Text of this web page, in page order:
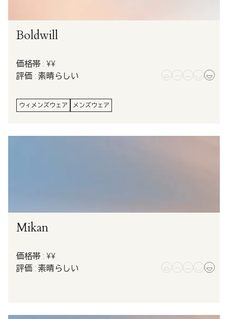
Boldwill
価格帯 : ¥¥
評価 : 素晴らしい
ウィメンズウェア メンズウェア
Mikan
価格帯 : ¥¥
評価 : 素晴らしい